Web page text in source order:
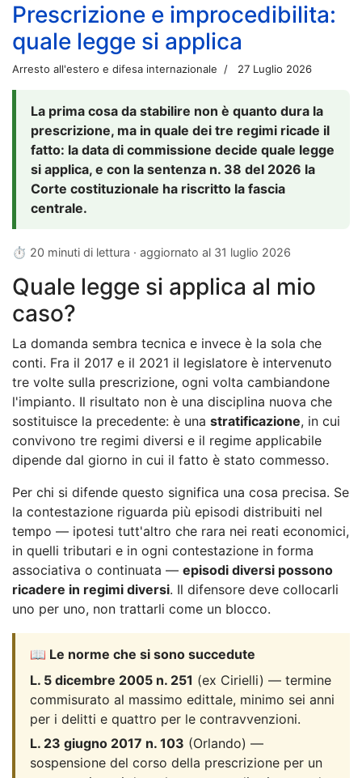
Prescrizione e improcedibilita:
quale legge si applica
Arresto all'estero e difesa internazionale 27 Luglio 2026
La prima cosa da stabilire non è quanto dura la
prescrizione, ma in quale dei tre regimi ricade il
fatto: la data di commissione decide quale legge
si applica, e con la sentenza n. 38 del 2026 la
Corte costituzionale ha riscritto la fascia
centrale.
⏱ 20 minuti di lettura · aggiornato al 31 luglio 2026
Quale legge si applica al mio
caso?
La domanda sembra tecnica e invece è la sola che
conti. Fra il 2017 e il 2021 il legislatore è intervenuto
tre volte sulla prescrizione, ogni volta cambiandone
l'impianto. Il risultato non è una disciplina nuova che
sostituisce la precedente: è una stratificazione, in cui
convivono tre regimi diversi e il regime applicabile
dipende dal giorno in cui il fatto è stato commesso.
Per chi si difende questo significa una cosa precisa. Se
la contestazione riguarda più episodi distribuiti nel
tempo — ipotesi tutt'altro che rara nei reati economici,
in quelli tributari e in ogni contestazione in forma
associativa o continuata — episodi diversi possono
ricadere in regimi diversi. Il difensore deve collocarli
uno per uno, non trattarli come un blocco.
📖 Le norme che si sono succedute
L. 5 dicembre 2005 n. 251 (ex Cirielli) — termine
commisurato al massimo edittale, minimo sei anni
per i delitti e quattro per le contravvenzioni.
L. 23 giugno 2017 n. 103 (Orlando) —
sospensione del corso della prescrizione per un